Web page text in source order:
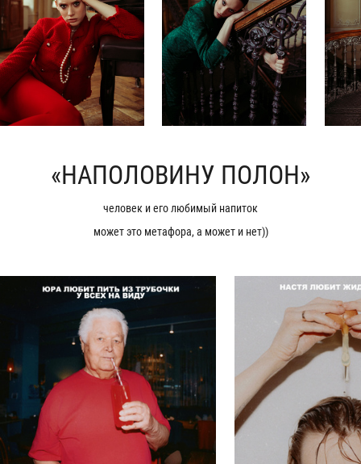
«НАПОЛОВИНУ ПОЛОН»
человек и его любимый напиток
может это метафора, а может и нет))